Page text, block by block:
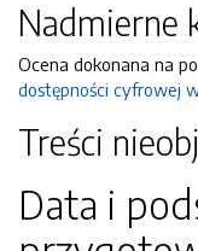
Nadmierne
Ocena dokonana na
dostępności cyfrowej
Treści
Data i